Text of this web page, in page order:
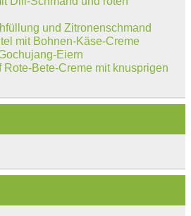
und Zitronenschmand
mit Bohnen-Käse-Creme
Eiern
Bete-Creme mit knusprigen